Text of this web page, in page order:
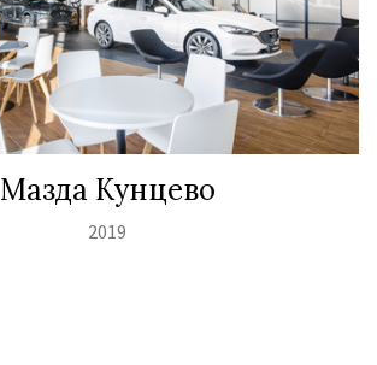
Мазда Кунцево
2019